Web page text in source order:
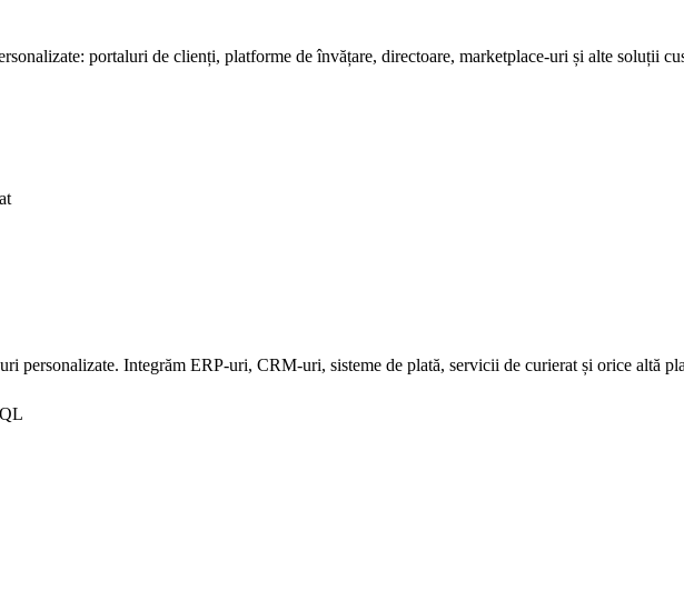
portaluri de clienți, platforme de învățare, directoare, marketplace-uri și alte soluții
personalizate. Integrăm ERP-uri, CRM-uri, sisteme de plată, servicii de curierat și orice altă